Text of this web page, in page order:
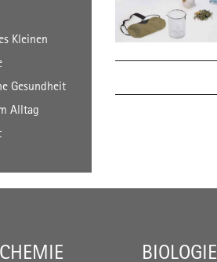
Kleinen
Gesundheit
Alltag
CHEMIE BIOLOGIE